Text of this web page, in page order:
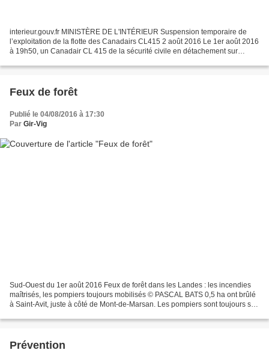
interieur.gouv.fr MINISTÈRE DE L'INTÉRIEUR Suspension temporaire de
l’exploitation de la flotte des Canadairs CL415 2 août 2016 Le 1er août 2016
à 19h50, un Canadair CL 415 de la sécurité civile en détachement sur
Feux de forêt
Publié le 04/08/2016 à 17:30
Par Gir-Vig
Sud-Ouest du 1er août 2016 Feux de forêt dans les Landes : les incendies
maîtrisés, les pompiers toujours mobilisés © PASCAL BATS 0,5 ha ont brûlé
à Saint-Avit, juste à côté de Mont-de-Marsan. Les pompiers sont toujours sur
Prévention